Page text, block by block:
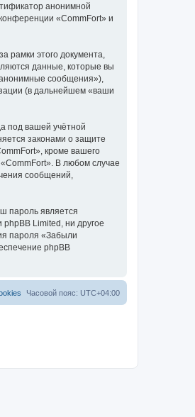
анонимной
«CommFort» и
этого документа,
данные, которые вы
сообщения»),
(в дальнейшем «ваши
под вашей учётной
законами о защите
кроме вашего
В любом случае
сообщений,
пароль является
phpBB Limited, ни другое
пароля «Забыли
phpBB
Часовой пояс: UTC+04:00